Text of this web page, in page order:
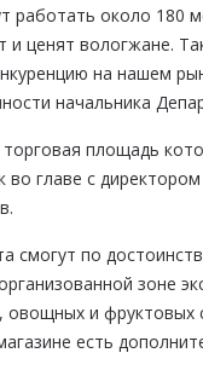
около 180
ценят вологжане.
на нашем
начальника
площадь
во главе с
смогут по
зоне
и фруктовых
есть